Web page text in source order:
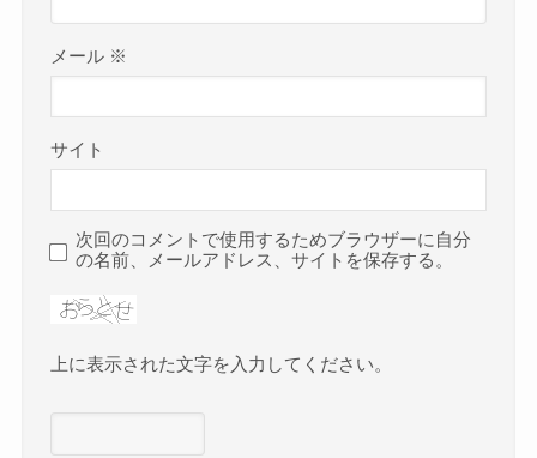
メール ※
サイト
次回のコメントで使用するためブラウザーに自分
の名前、メールアドレス、サイトを保存する。
上に表示された文字を入力してください。